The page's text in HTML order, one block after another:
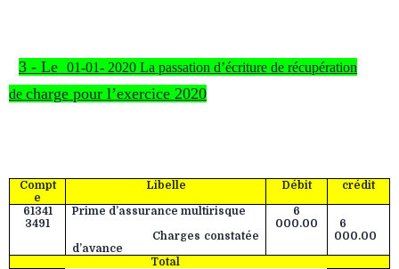
3 - Le 01-01- 2020 La passation d’écriture de récupération
de charge pour l’exercice 2020
Compt
e
Libelle Débit crédit
61341
3491
Prime d’assurance multirisque
Charges constatée
d’avance
6
000.00
6
000.00
Total